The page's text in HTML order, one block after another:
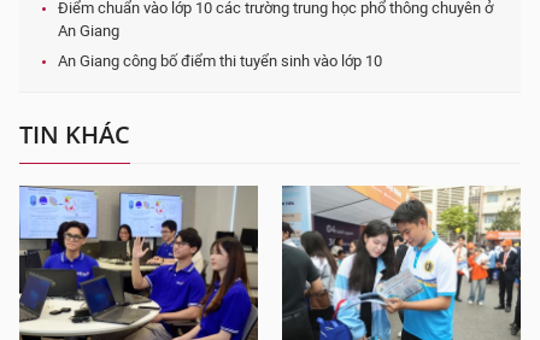
Điểm chuẩn vào lớp 10 các trường trung học phổ thông chuyên ở
An Giang
An Giang công bố điểm thi tuyển sinh vào lớp 10
TIN KHÁC